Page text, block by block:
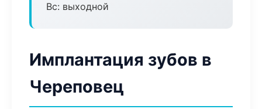
Вс: выходной
Имплантация зубов в
Череповец